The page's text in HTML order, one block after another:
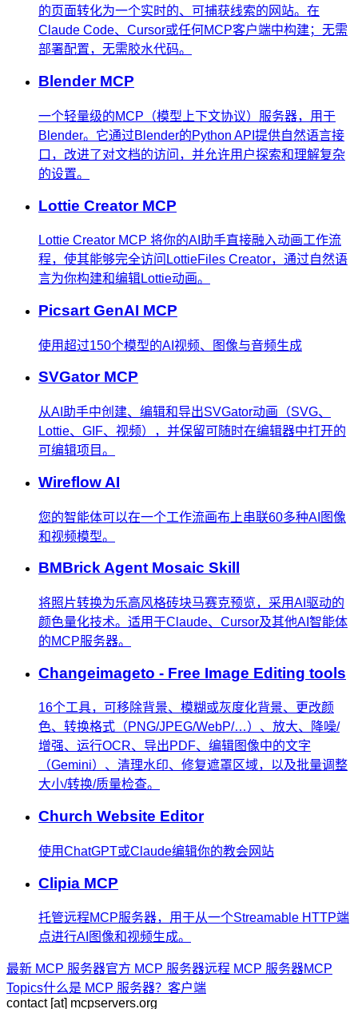
的页面转化为一个实时的、可捕获线索的网站。在
Claude Code、Cursor或任何MCP客户端中构建；无需
部署配置，无需胶水代码。
Blender MCP
一个轻量级的MCP（模型上下文协议）服务器，用于
Blender。它通过Blender的Python API提供自然语言接
口，改进了对文档的访问，并允许用户探索和理解复杂
的设置。
Lottie Creator MCP
Lottie Creator MCP 将你的AI助手直接融入动画工作流
程，使其能够完全访问LottieFiles Creator，通过自然语
言为你构建和编辑Lottie动画。
Picsart GenAI MCP
使用超过150个模型的AI视频、图像与音频生成
SVGator MCP
从AI助手中创建、编辑和导出SVGator动画（SVG、
Lottie、GIF、视频），并保留可随时在编辑器中打开的
可编辑项目。
Wireflow AI
您的智能体可以在一个工作流画布上串联60多种AI图像
和视频模型。
BMBrick Agent Mosaic Skill
将照片转换为乐高风格砖块马赛克预览，采用AI驱动的
颜色量化技术。适用于Claude、Cursor及其他AI智能体
的MCP服务器。
Changeimageto - Free Image Editing tools
16个工具，可移除背景、模糊或灰度化背景、更改颜
色、转换格式（PNG/JPEG/WebP/…）、放大、降噪/
增强、运行OCR、导出PDF、编辑图像中的文字
（Gemini）、清理水印、修复遮罩区域，以及批量调整
大小/转换/质量检查。
Church Website Editor
使用ChatGPT或Claude编辑你的教会网站
Clipia MCP
托管远程MCP服务器，用于从一个Streamable HTTP端
点进行AI图像和视频生成。
最新 MCP 服务器官方 MCP 服务器远程 MCP 服务器MCP
Topics什么是 MCP 服务器？ 客户端
contact [at] mcpservers.org